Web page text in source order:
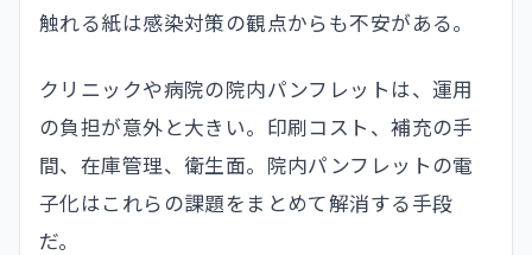
触れる紙は感染対策の観点からも不安がある。
クリニックや病院の院内パンフレットは、運用
の負担が意外と大きい。印刷コスト、補充の手
間、在庫管理、衛生面。院内パンフレットの電
子化はこれらの課題をまとめて解消する手段
だ。